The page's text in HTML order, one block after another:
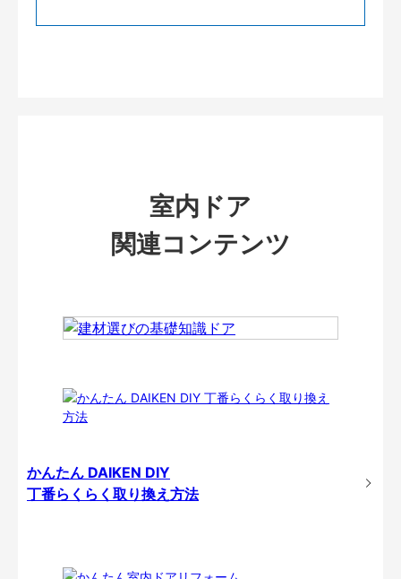
室内ドア
関連コンテンツ
かんたん DAIKEN DIY
丁番らくらく取り換え方法